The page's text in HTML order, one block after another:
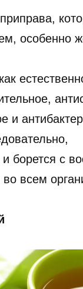
особенно
и
борется с
всем